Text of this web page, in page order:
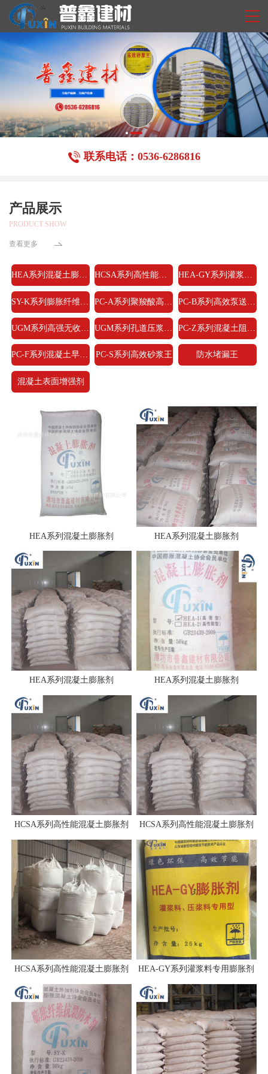
联系电话：0536-6286816
产品展示
PRODUCT SHOW
查看更多
HEA系列混凝土膨胀剂 HCSA系列高性能混凝土膨胀剂 HEA-GY系列灌浆料专用膨胀剂
PC-F系列混凝土早强剂/防冻剂 PC-S系列高效砂浆王 防水堵漏王
混凝土表面增强剂
HEA系列混凝土膨胀剂 HEA系列混凝土膨胀剂
HEA系列混凝土膨胀剂 HEA系列混凝土膨胀剂
HCSA系列高性能混凝土膨胀剂 HCSA系列高性能混凝土膨胀剂
HCSA系列高性能混凝土膨胀剂 HEA-GY系列灌浆料专用膨胀剂